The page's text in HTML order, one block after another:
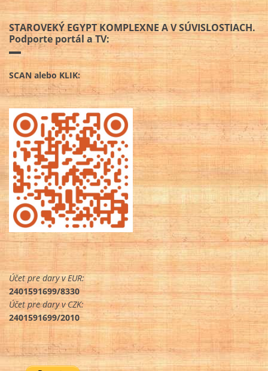
STAROVEKÝ EGYPT KOMPLEXNE A V SÚVISLOSTIACH.
Podporte portál a TV:
SCAN alebo KLIK:
Účet pre dary v EUR:
2401591699/8330
Účet pre dary v CZK:
2401591699/2010